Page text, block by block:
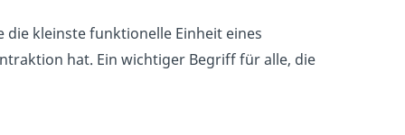
kleinste funktionelle Einheit eines
hat. Ein wichtiger Begriff für alle, die